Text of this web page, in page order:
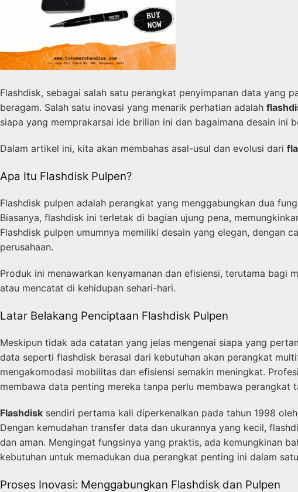
Flashdisk, sebagai salah satu perangkat penyimpanan data yang
beragam. Salah satu inovasi yang menarik perhatian adalah
siapa yang memprakarsai ide brilian ini dan bagaimana desain
Dalam artikel ini, kita akan membahas asal-usul dan evolusi dari
Apa Itu Flashdisk Pulpen?
Flashdisk pulpen adalah perangkat yang menggabungkan dua
Biasanya, flashdisk ini terletak di bagian ujung pena,
Flashdisk pulpen umumnya memiliki desain yang elegan, dengan
perusahaan.
Produk ini menawarkan kenyamanan dan efisiensi, terutama bagi
atau mencatat di kehidupan sehari-hari.
Latar Belakang Penciptaan Flashdisk Pulpen
Meskipun tidak ada catatan yang jelas mengenai siapa yang
data seperti flashdisk berasal dari kebutuhan akan perangkat
mengakomodasi mobilitas dan efisiensi semakin meningkat.
membawa data penting mereka tanpa perlu membawa perangkat
Flashdisk sendiri pertama kali diperkenalkan pada tahun 1998 oleh
Dengan kemudahan transfer data dan ukurannya yang kecil,
dan aman. Mengingat fungsinya yang praktis, ada kemungkinan
kebutuhan untuk memadukan dua perangkat penting ini dalam
Proses Inovasi: Menggabungkan Flashdisk dan Pulpen